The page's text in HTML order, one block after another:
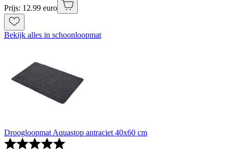
Prijs: 12.99 euro
Bekijk alles in schoonloopmat
Droogloopmat Aquastop antraciet 40x60 cm